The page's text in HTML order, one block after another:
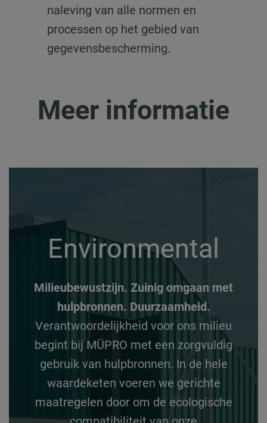
naleving van alle normen en
processen op het gebied van
gegevensbescherming.
Meer informatie
Environmental
Milieubewustzijn. Zuinig omgaan met
hulpbronnen. Duurzaamheid.
Verantwoordelijkheid voor ons milieu
begint bij MÜPRO met een zorgvuldig
gebruik van hulpbronnen. In de hele
waardeketen voeren we gerichte
maatregelen door om de ecologische